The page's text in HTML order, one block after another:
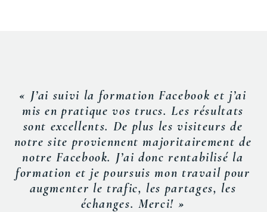
« J’ai suivi la formation Facebook et j’ai
mis en pratique vos trucs. Les résultats
sont excellents. De plus les visiteurs de
notre site proviennent majoritairement de
notre Facebook. J’ai donc rentabilisé la
formation et je poursuis mon travail pour
augmenter le trafic, les partages, les
échanges. Merci! »